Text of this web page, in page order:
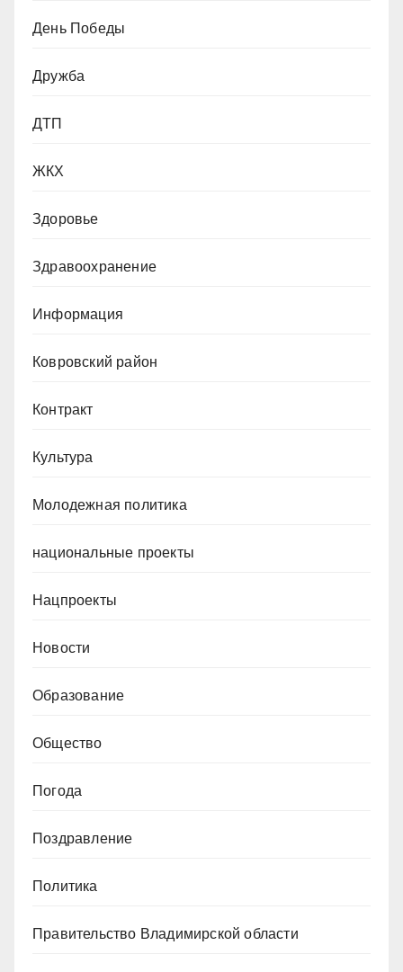
День Победы
Дружба
ДТП
ЖКХ
Здоровье
Здравоохранение
Информация
Ковровский район
Контракт
Культура
Молодежная политика
национальные проекты
Нацпроекты
Новости
Образование
Общество
Погода
Поздравление
Политика
Правительство Владимирской области